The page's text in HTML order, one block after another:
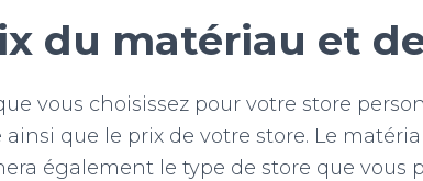
du matériau et
vous choisissez pour votre store
ainsi que le prix de votre store. Le
également le type de store que vous